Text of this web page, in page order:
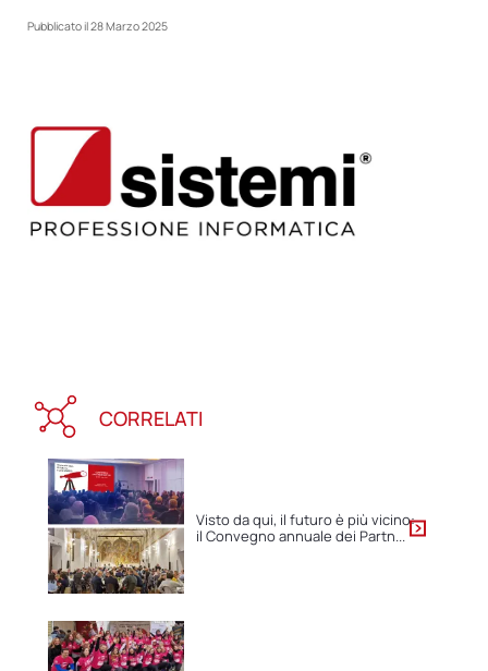
Pubblicato il28 Marzo 2025
CORRELATI
Visto da qui, il futuro è più vicino:
il Convegno annuale dei Partn...